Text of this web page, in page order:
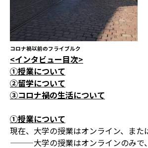
コロナ禍以前のフライブルク
<インタビュー目次>
①授業について
②留学について
③コロナ禍の生活について
①授業について
現在、大学の授業はオンライン、また
———大学の授業はオンラインのみで